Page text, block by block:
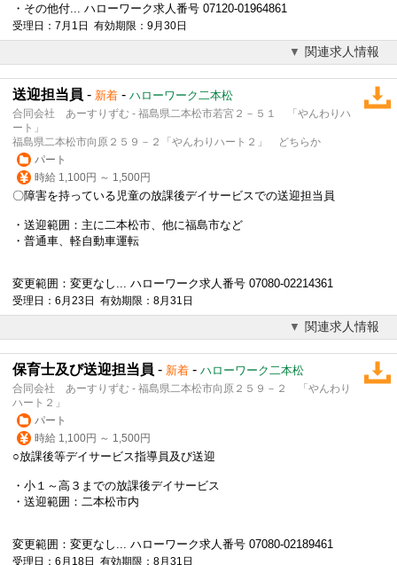
・その他付... ハローワーク求人番号 07120-01964861
受理日：7月1日 有効期限：9月30日
関連求人情報
送迎担当員 - 新着 - ハローワーク二本松
合同会社 あーすりずむ - 福島県二本松市若宮２－５１ 「やんわりハ
ート」
福島県二本松市向原２５９－２「やんわりハート２」 どちらか
パート
時給 1,100円 ～ 1,500円
〇障害を持っている児童の放課後デイサービスでの送迎担当員
・送迎範囲：主に二本松市、他に福島市など
・普通車、軽自動車運転
変更範囲：変更なし... ハローワーク求人番号 07080-02214361
受理日：6月23日 有効期限：8月31日
関連求人情報
保育士及び送迎担当員 - 新着 - ハローワーク二本松
合同会社 あーすりずむ - 福島県二本松市向原２５９－２ 「やんわり
ハート２」
パート
時給 1,100円 ～ 1,500円
○放課後等デイサービス指導員及び送迎
・小１～高３までの放課後デイサービス
・送迎範囲：二本松市内
変更範囲：変更なし... ハローワーク求人番号 07080-02189461
受理日：6月18日 有効期限：8月31日